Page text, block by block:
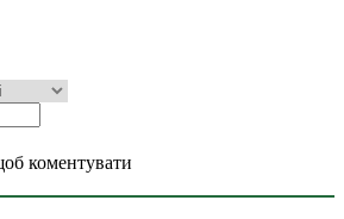
коментувати